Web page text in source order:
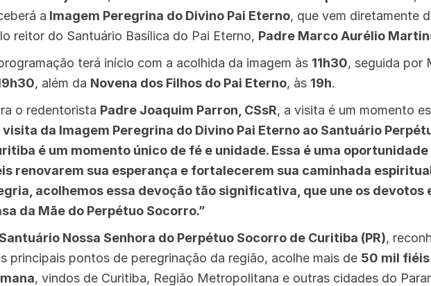
a Imagem Peregrina do Divino Pai Eterno, que vem diretamente
reitor do Santuário Basílica do Pai Eterno, Padre Marco Aurélio
terá início com a acolhida da imagem às 11h30, seguida por
, além da Novena dos Filhos do Pai Eterno, às 19h.
o redentorista Padre Joaquim Parron, CSsR, a visita é um momento
visita da Imagem Peregrina do Divino Pai Eterno ao Santuário
é um momento único de fé e unidade. Essa é uma
renovarem sua esperança e fortalecerem sua caminhada
acolhemos essa devoção tão significativa, que une os devotos
da Mãe do Perpétuo Socorro.”
Santuário Nossa Senhora do Perpétuo Socorro de Curitiba (PR),
principais pontos de peregrinação da região, acolhe mais de 50 mil
, vindos de Curitiba, Região Metropolitana e outras cidades do